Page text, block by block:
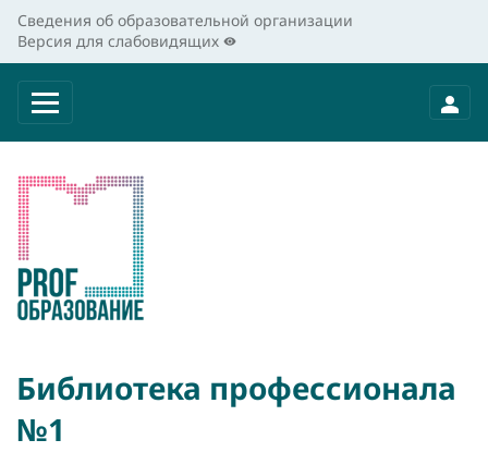
Сведения об образовательной организации
Версия для слабовидящих
Библиотека профессионала
№1